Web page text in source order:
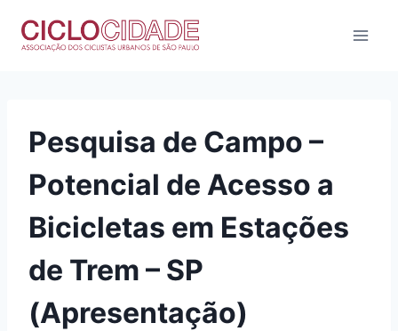
para
Pesquisa de Campo –
Potencial de Acesso a
Bicicletas em Estações
de Trem – SP
(Apresentação)